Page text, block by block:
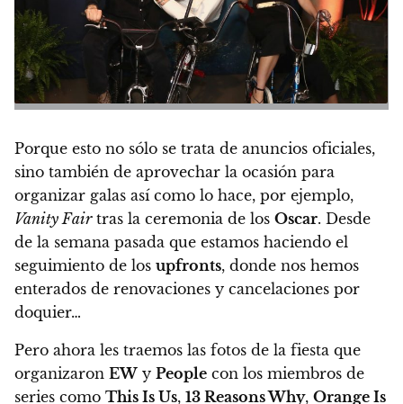
Porque esto no sólo se trata de anuncios oficiales,
sino también de aprovechar la ocasión para
organizar galas así como lo hace, por ejemplo,
Vanity Fairtras la ceremonia de los Oscar. Desde
de la semana pasada que estamos haciendo el
seguimiento de los upfronts, donde nos hemos
enterados de renovaciones y cancelaciones por
doquier…
Pero ahora les traemos las fotos de la fiesta que
organizaron EW y People con los miembros de
series como This Is Us, 13 Reasons Why, Orange Is